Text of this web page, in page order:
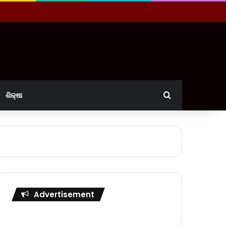
ଶିକ୍ଷା Search for
Advertisement